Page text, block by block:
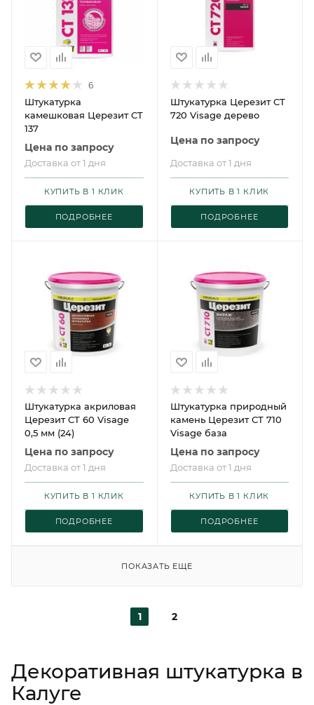
6
Штукатурка
камешковая Церезит CT
137
Цена по запросу
Доставка от 1 дня
ПОДРОБНЕЕ
КУПИТЬ В 1 КЛИК
Штукатурка Церезит CT
720 Visage дерево
Цена по запросу
Доставка от 1 дня
ПОДРОБНЕЕ
КУПИТЬ В 1 КЛИК
Штукатурка акриловая
Церезит CT 60 Visage
0,5 мм (24)
Цена по запросу
Доставка от 1 дня
ПОДРОБНЕЕ
КУПИТЬ В 1 КЛИК
Штукатурка природный
камень Церезит CT 710
Visage база
Цена по запросу
Доставка от 1 дня
ПОДРОБНЕЕ
КУПИТЬ В 1 КЛИК
ПОКАЗАТЬ ЕЩЕ
1 2
Декоративная штукатурка в
Калуге